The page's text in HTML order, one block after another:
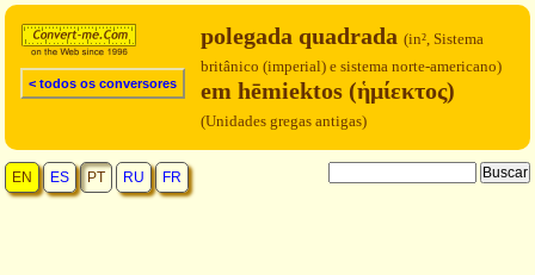
< todos os conversores
polegada quadrada (in², Sistema
britânico (imperial) e sistema norte-americano)
em hēmiektos (ἡμίεκτος)
(Unidades gregas antigas)
EN ES PT RU FR